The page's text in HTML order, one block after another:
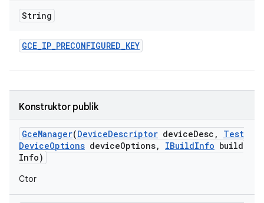
String
GCE_IP_PRECONFIGURED_KEY
Konstruktor publik
GceManager(DeviceDescriptor deviceDesc ,
Test
DeviceOptions deviceOptions, IBuildInfo build
Info)
Ctor